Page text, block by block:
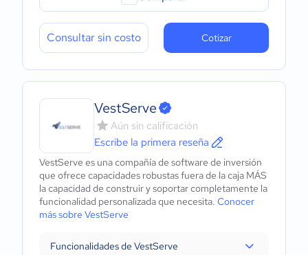
Consultar sin costo Cotizar
VestServe
Aún sin calificación
Escribe la primera reseña
VestServe es una compañía de software de inversión
que ofrece capacidades robustas fuera de la caja MÁS
la capacidad de construir y soportar completamente la
funcionalidad personalizada que necesita. Conocer
más sobre VestServe
Funcionalidades de VestServe